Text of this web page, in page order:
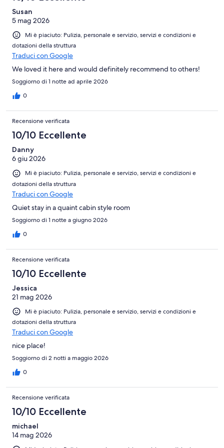
Susan
5 mag 2026
Mi è piaciuto: Pulizia, personale e servizio, servizi e condizioni e
dotazioni della struttura
Traduci con Google
We loved it here and would definitely recommend to others!
Soggiorno di 1 notte ad aprile 2026
0
Recensione verificata
10/10 Eccellente
Danny
6 giu 2026
Mi è piaciuto: Pulizia, personale e servizio, servizi e condizioni e
dotazioni della struttura
Traduci con Google
Quiet stay in a quaint cabin style room
Soggiorno di 1 notte a giugno 2026
0
Recensione verificata
10/10 Eccellente
Jessica
21 mag 2026
Mi è piaciuto: Pulizia, personale e servizio, servizi e condizioni e
dotazioni della struttura
Traduci con Google
nice place!
Soggiorno di 2 notti a maggio 2026
0
Recensione verificata
10/10 Eccellente
michael
14 mag 2026